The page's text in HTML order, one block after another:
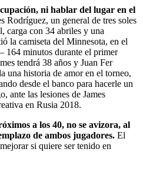
ni hablar del lugar en el
Rodríguez, un general de tres soles
carga con 34 abriles y una
la camiseta del Minnesota, en el
164 minutos durante el primer
tendrá 38 años y Juan Fer
una historia de amor en el torneo,
desde el banco para hacerle un
ante las lesiones de James
en Rusia 2018.
a los 40, no se avizora, al
de ambos jugadores. El
si quiere ser tenido en